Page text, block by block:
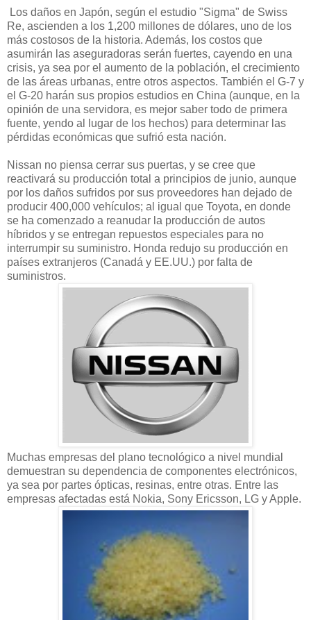
Los daños en Japón, según el estudio "Sigma" de Swiss
Re, ascienden a los 1,200 millones de dólares, uno de los
más costosos de la historia. Además, los costos que
asumirán las aseguradoras serán fuertes, cayendo en una
crisis, ya sea por el aumento de la población, el crecimiento
de las áreas urbanas, entre otros aspectos. También el G-7 y
el G-20 harán sus propios estudios en China (aunque, en la
opinión de una servidora, es mejor saber todo de primera
fuente, yendo al lugar de los hechos) para determinar las
pérdidas económicas que sufrió esta nación.
Nissan no piensa cerrar sus puertas, y se cree que
reactivará su producción total a principios de junio, aunque
por los daños sufridos por sus proveedores han dejado de
producir 400,000 vehículos; al igual que Toyota, en donde
se ha comenzado a reanudar la producción de autos
híbridos y se entregan repuestos especiales para no
interrumpir su suministro. Honda redujo su producción en
países extranjeros (Canadá y EE.UU.) por falta de
suministros.
Muchas empresas del plano tecnológico a nivel mundial
demuestran su dependencia de componentes electrónicos,
ya sea por partes ópticas, resinas, entre otras. Entre las
empresas afectadas está Nokia, Sony Ericsson, LG y Apple.